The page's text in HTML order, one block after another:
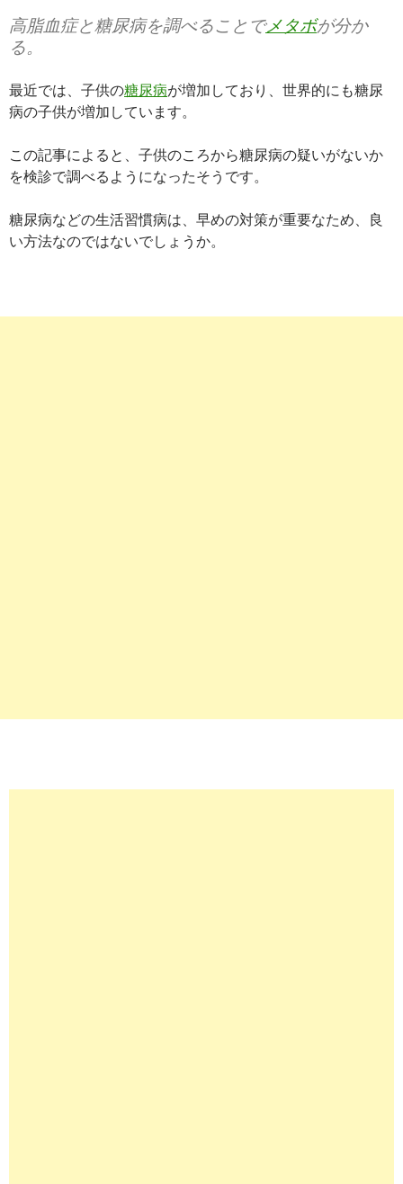
高脂血症と糖尿病を調べることでメタボが分か
る。
最近では、子供の糖尿病が増加しており、世界的にも糖尿
病の子供が増加しています。
この記事によると、子供のころから糖尿病の疑いがないか
を検診で調べるようになったそうです。
糖尿病などの生活習慣病は、早めの対策が重要なため、良
い方法なのではないでしょうか。